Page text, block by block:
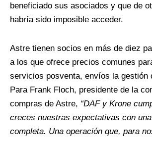
beneficiado sus asociados y que de
habría sido imposible acceder.
Astre tienen socios en más de diez
a los que ofrece precios comunes
servicios posventa, envíos la gestión
Para Frank Floch, presidente de la
compras de Astre, “DAF y Krone
creces nuestras expectativas con
completa. Una operación que, para